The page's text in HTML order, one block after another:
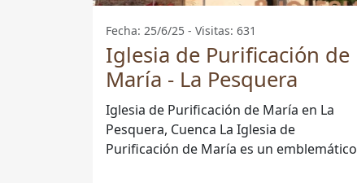
Fecha: 25/6/25 - Visitas: 631
Iglesia de Purificación de
María - La Pesquera
Iglesia de Purificación de María en La
Pesquera, Cuenca La Iglesia de
Purificación de María es un emblemático